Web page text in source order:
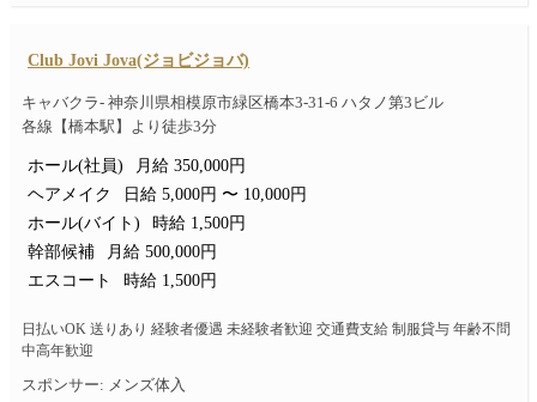
Club Jovi Jova(ジョビジョバ)
キャバクラ- 神奈川県相模原市緑区橋本3-31-6 ハタノ第3ビル
各線【橋本駅】より徒歩3分
ホール(社員)
月給 350,000円
ヘアメイク
日給 5,000円 〜 10,000円
ホール(バイト)
時給 1,500円
幹部候補
月給 500,000円
エスコート
時給 1,500円
日払いOK 送りあり 経験者優遇 未経験者歓迎 交通費支給 制服貸与 年齢不問
中高年歓迎
スポンサー: メンズ体入